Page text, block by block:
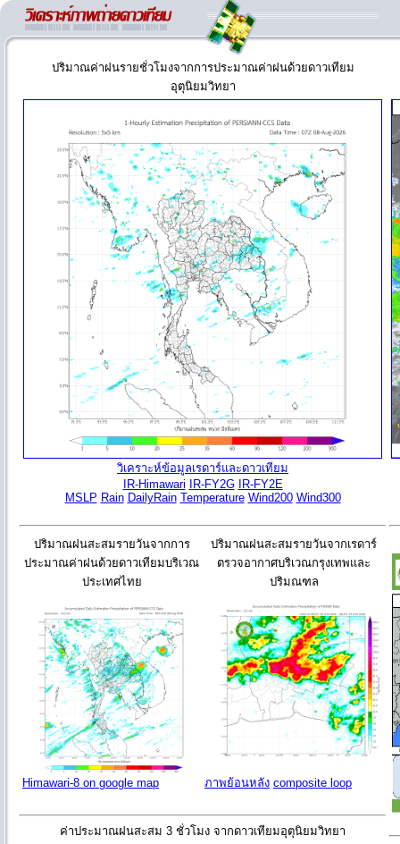
ปริมาณค่าฝนรายชั่วโมงจากการประมาณค่าฝนด้วยดาวเทียม
อุตุนิยมวิทยา
วิเคราะห์ข้อมูลเรดาร์และดาวเทียม
IR-Himawari
IR-FY2G
IR-FY2E
MSLP Rain DailyRain Temperature Wind200 Wind300
ปริมาณฝนสะสมรายวันจากการ
ประมาณค่าฝนด้วยดาวเทียมบริเวณ
ประเทศไทย
ปริมาณฝนสะสมรายวันจากเรดาร์
ตรวจอากาศบริเวณกรุงเทพและ
ปริมณฑล
Himawari-8 on google map ภาพย้อนหลัง composite loop
ค่าประมาณฝนสะสม 3 ชั่วโมง จากดาวเทียมอุตุนิยมวิทยา